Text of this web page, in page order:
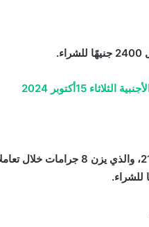
للشراء.
15أكتوبر 2024